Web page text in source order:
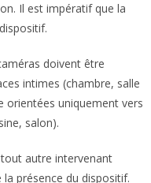
Il est impératif que la
doivent être
intimes (chambre, salle
orientées uniquement vers
salon).
tout autre intervenant
la présence du dispositif.